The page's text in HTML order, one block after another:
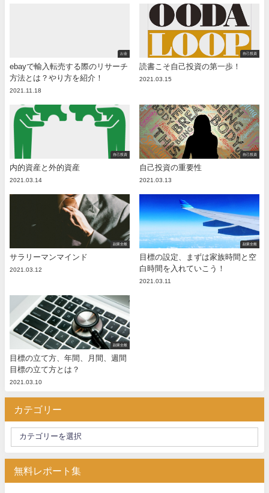
お金
ebayで輸入転売する際のリサーチ
方法とは？やり方を紹介！
2021.11.18
自己投資
読書こそ自己投資の第一歩！
2021.03.15
自己投資
内的資産と外的資産
2021.03.14
自己投資
自己投資の重要性
2021.03.13
副業全般
サラリーマンマインド
2021.03.12
副業全般
目標の設定、まずは家族時間と空
白時間を入れていこう！
2021.03.11
副業全般
目標の立て方、年間、月間、週間
目標の立て方とは？
2021.03.10
カテゴリー
無料レポート集